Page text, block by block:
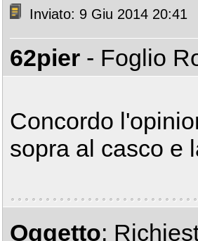
Inviato: 9 Giu 2014 20:41
62pier - Foglio
Concordo
sopra al casco e
Oggetto: